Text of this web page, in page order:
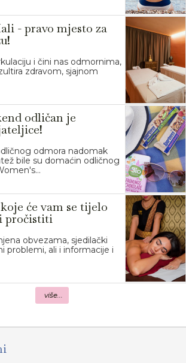
- pravo mjesto za
i čini nas odmornima,
zdravom, sjajnom
odličan je
odmora nadomak
bile su domaćin odličnog
će vam se tijelo
pročistiti
obvezama, sjedilački
problemi, ali i informacije i
više...